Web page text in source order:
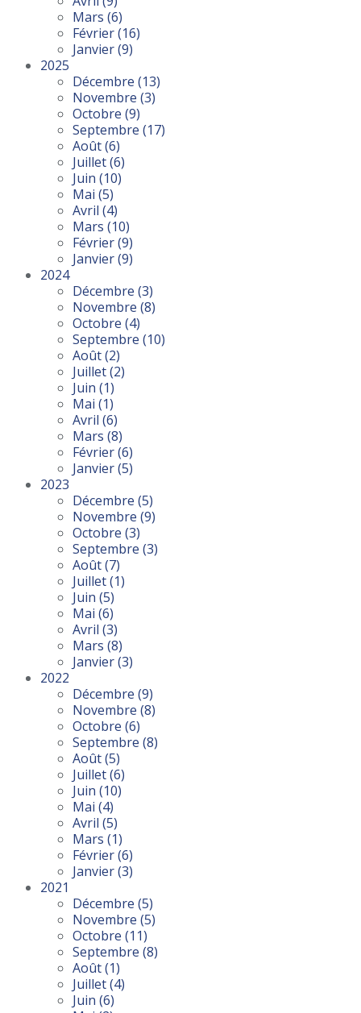
Mars (6)
Février(16)
Janvier(9)
2025
Décembre (13)
Novembre (3)
Octobre (9)
Septembre (17)
Août(6)
Juillet(6)
Juin (10)
Mai (5)
Avril (4)
Mars (10)
Février(9)
Janvier(9)
2024
Décembre (3)
Novembre (8)
Octobre (4)
Septembre (10)
Août(2)
Juillet(2)
Juin (1)
Mai (1)
Avril (6)
Mars (8)
Février(6)
Janvier(5)
2023
Décembre (5)
Novembre (9)
Octobre (3)
Septembre (3)
Août(7)
Juillet(1)
Juin (5)
Mai (6)
Avril (3)
Mars (8)
Janvier(3)
2022
Décembre (9)
Novembre (8)
Octobre (6)
Septembre (8)
Août(5)
Juillet(6)
Juin (10)
Mai (4)
Avril (5)
Mars (1)
Février(6)
Janvier(3)
2021
Décembre (5)
Novembre (5)
Octobre (11)
Septembre (8)
Août(1)
Juillet(4)
Juin (6)